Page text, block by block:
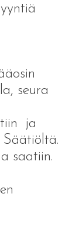
seura
ja
Säätiöltä.
saatiin.